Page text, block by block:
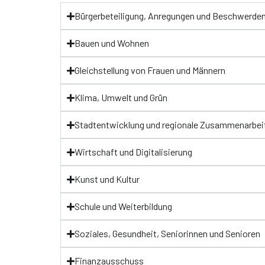
Bürgerbeteiligung, Anregungen und
Bauen und Wohnen
Gleichstellung von Frauen und Männern
Klima, Umwelt und Grün
Stadtentwicklung und regionale
Wirtschaft und Digitalisierung
Kunst und Kultur
Schule und Weiterbildung
Soziales, Gesundheit, Seniorinnen und Senioren
Finanzausschuss